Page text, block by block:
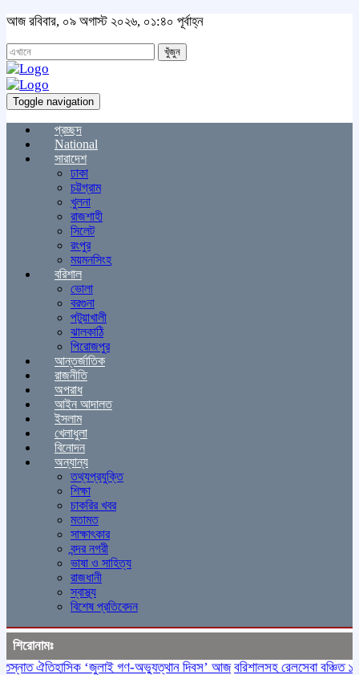
আজ রবিবার, ০৯ অগাস্ট ২০২৬, ০১:৪০ পূর্বাহ্ন
খুঁজুন
Toggle navigation
প্রচ্ছদ
National
সারাদেশ
ঢাকা
চট্টগ্রাম
খুলনা
রাজশাহী
সিলেট
রংপুর
ময়মনসিংহ
বরিশাল
ভোলা
বরগুনা
পটুয়াখালী
ঝালকাঠি
পিরোজপুর
আন্তর্জাতিক
রাজনীতি
অপরাধ
আইন আদালত
ইসলাম
খেলাধুলা
বিনোদন
অন্যান্য
তথ্যপ্রযুক্তি
শিক্ষা
চাকরির খবর
মতামত
সাক্ষাৎকার
বন্দর নগরী
ভাষা ও সাহিত্য
রাজধানী
স্বাস্থ্য
বিশেষ প্রতিবেদন
শিরোনামঃ
ঐতিহাসিক ‌‘জুলাই গণ-অভ্যুত্থান দিবস’ আজ বরিশালসহ রেলসেবা বঞ্চিত ১৬